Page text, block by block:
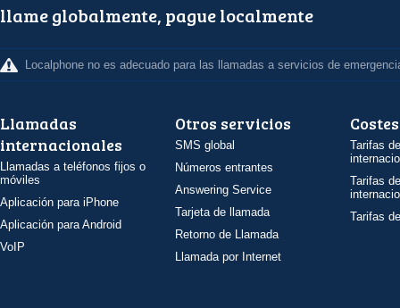
llame globalmente, pague localmente
Localphone no es adecuado para las llamadas a servicios de
Llamadas
internacionales
Llamadas a teléfonos fijos o
móviles
Aplicación para iPhone
Aplicación para Android
VoIP
Otros servicios
SMS global
Números entrantes
Answering Service
Tarjeta de llamada
Retorno de Llamada
Llamada por Internet
Costes
Tarifas
Tarifas
Tarifas